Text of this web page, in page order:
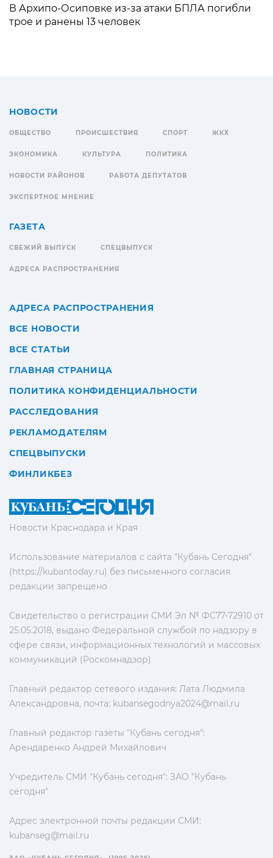
В Архипо-Осиповке из-за атаки БПЛА погибли
трое и ранены 13 человек
Новости Краснодара и Края
Использование материалов с сайта "Кубань Сегодня"
(https://kubantoday.ru) без письменного согласия
редакции запрещено
Свидетельство о регистрации СМИ Эл № ФС77-72910 от
25.05.2018, выдано Федеральной службой по надзору в
сфере связи, информационных технологий и массовых
коммуникаций (Роскомнадзор)
Главный редактор сетевого издания: Лата Людмила
Александровна, почта: kubansegodnya2024@mail.ru
Главный редактор газеты "Кубань сегодня":
Арендаренко Андрей Михайлович
Учредитель СМИ "Кубань сегодня": ЗАО "Кубань
сегодня"
Адрес электронной почты редакции СМИ:
kubanseg@mail.ru
НОВОСТИ
ОБЩЕСТВО ПРОИСШЕСТВИЯ СПОРТ ЖКХ
ЭКОНОМИКА КУЛЬТУРА ПОЛИТИКА
НОВОСТИ РАЙОНОВ РАБОТА ДЕПУТАТОВ
ЭКСПЕРТНОЕ МНЕНИЕ
ГАЗЕТА
СВЕЖИЙ ВЫПУСК СПЕЦВЫПУСК
АДРЕСА РАСПРОСТРАНЕНИЯ
АДРЕСА РАСПРОСТРАНЕНИЯ
ВСЕ НОВОСТИ
ВСЕ СТАТЬИ
ГЛАВНАЯ СТРАНИЦА
ПОЛИТИКА КОНФИДЕНЦИАЛЬНОСТИ
РАССЛЕДОВАНИЯ
РЕКЛАМОДАТЕЛЯМ
СПЕЦВЫПУСКИ
ФИНЛИКБЕЗ